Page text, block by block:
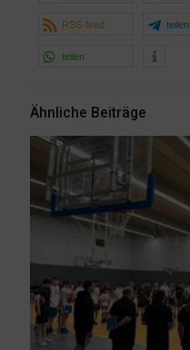
RSS-feed teilen
teilen
Ähnliche Beiträge